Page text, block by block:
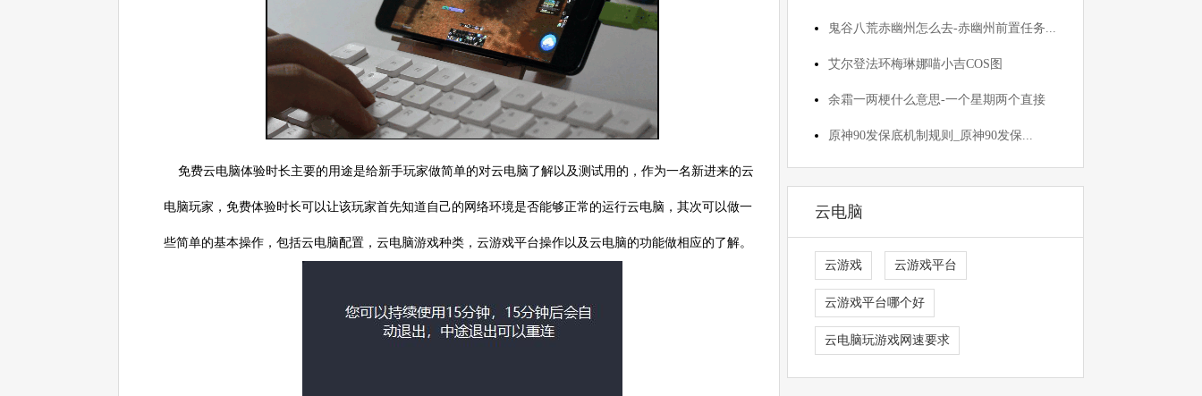
免费云电脑体验时长主要的用途是给新手玩家做简单的对云电脑了解以及测试用的，作为一名新进来的云
电脑玩家，免费体验时长可以让该玩家首先知道自己的网络环境是否能够正常的运行云电脑，其次可以做一
些简单的基本操作，包括云电脑配置，云电脑游戏种类，云游戏平台操作以及云电脑的功能做相应的了解。
鬼谷八荒赤幽州怎么去-赤幽州前置任务...
艾尔登法环梅琳娜喵小吉COS图
余霜一两梗什么意思-一个星期两个直接
原神90发保底机制规则_原神90发保...
云电脑
云游戏 云游戏平台
云游戏平台哪个好
云电脑玩游戏网速要求